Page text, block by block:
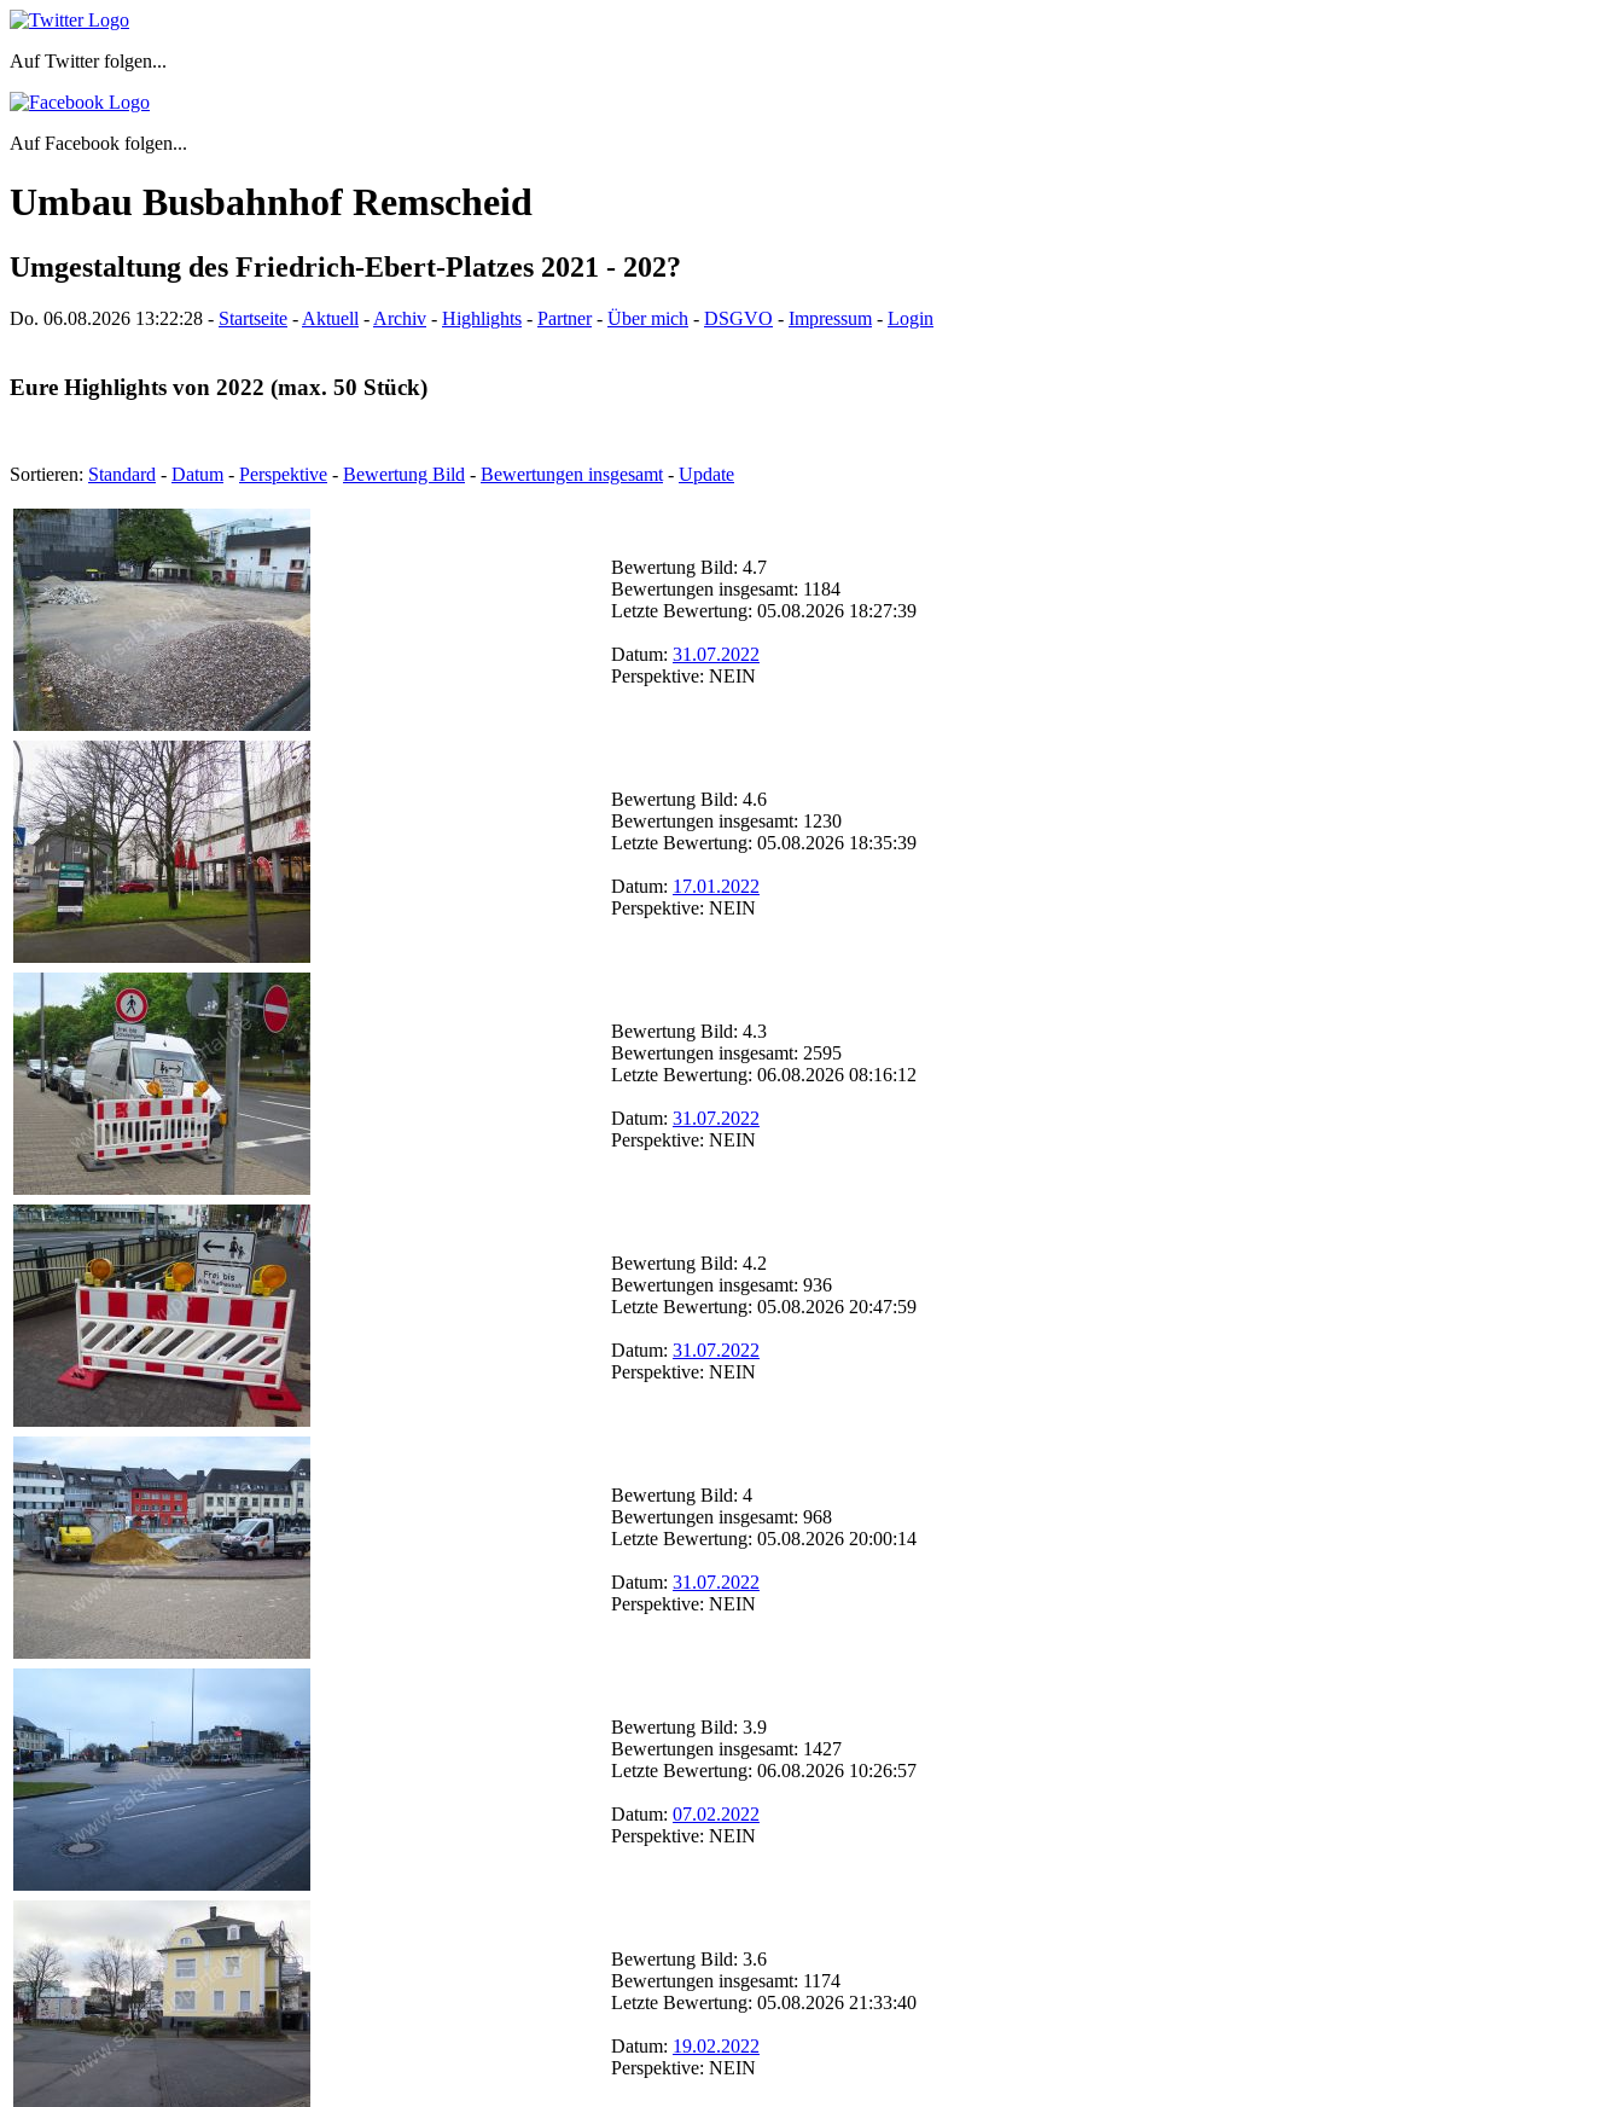
Auf Twitter folgen...
Auf Facebook folgen...
Umbau Busbahnhof Remscheid
Umgestaltung des Friedrich-Ebert-Platzes 2021 - 202?
Do. 06.08.2026 13:22:29 - Startseite - Aktuell - Archiv - Highlights - Partner- Über mich - DSGVO - Impressum - Login
Eure Highlights von 2022 (max. 50 Stück)
Sortieren: Standard - Datum - Perspektive - Bewertung Bild - Bewertungen insgesamt - Update
Bewertung Bild: 4.7
Bewertungen insgesamt: 1184
Letzte Bewertung: 05.08.2026 18:27:39
Datum: 31.07.2022
Perspektive: NEIN
Bewertung Bild: 4.6
Bewertungen insgesamt: 1230
Letzte Bewertung: 05.08.2026 18:35:39
Datum: 17.01.2022
Perspektive: NEIN
Bewertung Bild: 4.3
Bewertungen insgesamt: 2595
Letzte Bewertung: 06.08.2026 08:16:12
Datum: 31.07.2022
Perspektive: NEIN
Bewertung Bild: 4.2
Bewertungen insgesamt: 936
Letzte Bewertung: 05.08.2026 20:47:59
Datum: 31.07.2022
Perspektive: NEIN
Bewertung Bild: 4
Bewertungen insgesamt: 968
Letzte Bewertung: 05.08.2026 20:00:14
Datum: 31.07.2022
Perspektive: NEIN
Bewertung Bild: 3.9
Bewertungen insgesamt: 1427
Letzte Bewertung: 06.08.2026 10:26:57
Datum: 07.02.2022
Perspektive: NEIN
Bewertung Bild: 3.6
Bewertungen insgesamt: 1174
Letzte Bewertung: 05.08.2026 21:33:40
Datum: 19.02.2022
Perspektive: NEIN